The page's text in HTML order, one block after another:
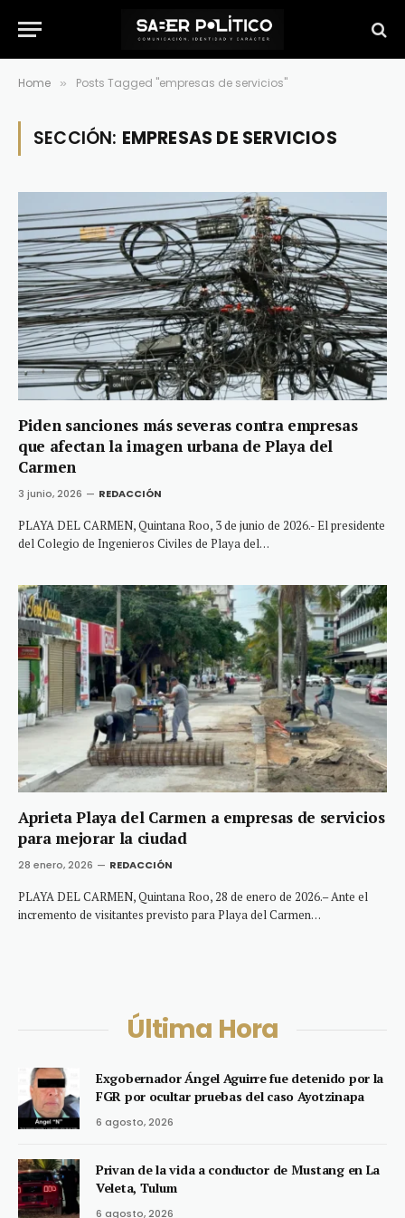
Home » Posts Tagged "empresas de servicios"
SECCIÓN: EMPRESAS DE SERVICIOS
Piden sanciones más severas contra empresas
que afectan la imagen urbana de Playa del
Carmen
3 junio, 2026 REDACCIÓN
PLAYA DEL CARMEN, Quintana Roo, 3 de junio de 2026.- El presidente
del Colegio de Ingenieros Civiles de Playa del…
Aprieta Playa del Carmen a empresas de servicios
para mejorar la ciudad
28 enero, 2026 REDACCIÓN
PLAYA DEL CARMEN, Quintana Roo, 28 de enero de 2026.– Ante el
incremento de visitantes previsto para Playa del Carmen…
Última Hora
Exgobernador Ángel Aguirre fue detenido por la
FGR por ocultar pruebas del caso Ayotzinapa
6 agosto, 2026
Privan de la vida a conductor de Mustang en La
Veleta, Tulum
6 agosto, 2026